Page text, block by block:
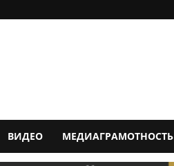
ВИДЕО МЕДИАГРАМОТНОСТЬ